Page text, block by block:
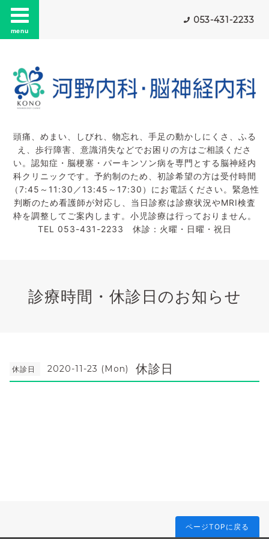
menu
053-431-2233
頭痛、めまい、しびれ、物忘れ、手足の動かしにくさ、ふる
え、歩行障害、意識消失などでお困りの方はご相談くださ
い。認知症・脳梗塞・パーキンソン病を専門とする脳神経内
科クリニックです。予約制のため、初診希望の方は受付時間
（7:45～11:30／13:45～17:30）にお電話ください。緊急性
判断のため看護師が対応し、当日診察は診療状況やMRI検査
枠を調整してご案内します。小児診療は行っておりません。
TEL 053-431-2233 休診：火曜・日曜・祝日
診療時間・休診日のお知らせ
休診日 2020-11-23 (Mon) 休診日
ページTOPに戻る